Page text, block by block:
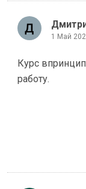
1 Май
Курс
работу.